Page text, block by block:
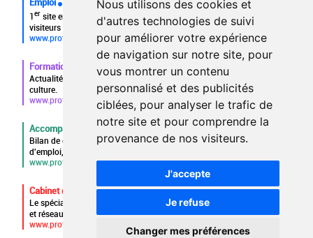
Nous utilisons des cookies et
d'autres technologies de suivi
pour améliorer votre expérience
de navigation sur notre site, pour
vous montrer un contenu
personnalisé et des publicités
ciblées, pour analyser le trafic de
notre site et pour comprendre la
provenance de nos visiteurs.
J'accepte
Je refuse
Changer mes préférences
1er site emploi du secteur culturel 784.000 visites et 230.000
visiteurs uniques par mois.
www.profilculture.com
Formation
Actualités, guide et annuaire des formations aux métiers de la
culture.
www.profilculture-formation.com
Accompagnement professionnel
Bilan de compétences, coaching, techniques de recherche
d'emploi, entretien conseil.
www.profilculture-competences.com
Cabinet de recrutement
Le spécialiste du secteur culturel, une cvthèque de 86.000 CV
et réseau unique de professionnels.
www.profilculture-conseil.com/cabinet-recrutement